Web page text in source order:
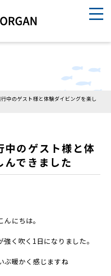
中のゲスト様と体験ダイビングを楽し
のゲスト様と体
んできました
にちは。
く吹く1日になりました。
ぶ暖かく感じますね